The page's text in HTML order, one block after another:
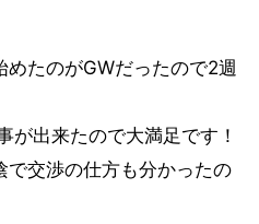
たのがGWだったので2週
出来たので大満足です！
で交渉の仕方も分かったの